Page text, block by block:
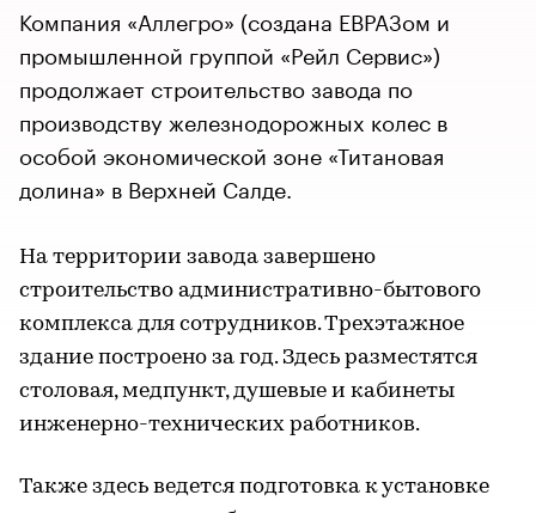
Компания «Аллегро» (создана ЕВРАЗом и
промышленной группой «Рейл Сервис»)
продолжает строительство завода по
производству железнодорожных колес в
особой экономической зоне «Титановая
долина» в Верхней Салде.
На территории завода завершено
строительство административно-бытового
комплекса для сотрудников. Трехэтажное
здание построено за год. Здесь разместятся
столовая, медпункт, душевые и кабинеты
инженерно-технических работников.
Также здесь ведется подготовка к установке